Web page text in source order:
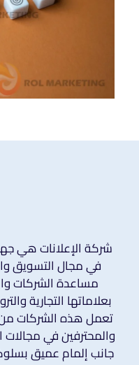
شركة الإعلانات هي
في مجال التسويق
مساعدة الشركات
بعلاماتها التجارية
تعمل هذه الشركات من
والمحترفين في مجالات
جانب إلمام عميق